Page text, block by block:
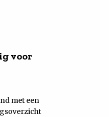
voor
met een